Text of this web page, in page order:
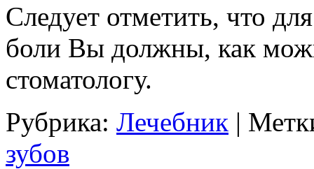
Следует отметить, что
боли Вы должны, как
стоматологу.
Рубрика: Лечебник |
зубов